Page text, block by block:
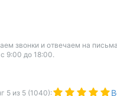
звонки и отвечаем на
9:00 до 18:00.
5 из 5 (1040):